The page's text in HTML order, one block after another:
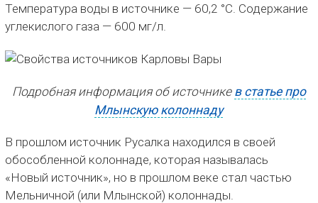
Температура воды в источнике — 60,2 °C. Содержание
углекислого газа — 600 мг/л.
Подробная информация об источнике в статье про
Млынскую колоннаду
В прошлом источник Русалка находился в своей
обособленной колоннаде, которая называлась
«Новый источник», но в прошлом веке стал частью
Мельничной (или Млынской) колоннады.